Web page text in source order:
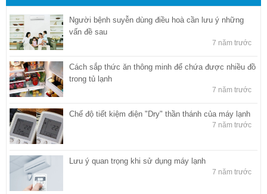
Người bệnh suyễn dùng điều hoà cần lưu ý những
vấn đề sau
7 năm trước
Cách sắp thức ăn thông minh để chứa được nhiều đồ
trong tủ lạnh
7 năm trước
Chế độ tiết kiệm điện "Dry" thần thánh của máy lạnh
7 năm trước
Lưu ý quan trọng khi sử dụng máy lạnh
7 năm trước